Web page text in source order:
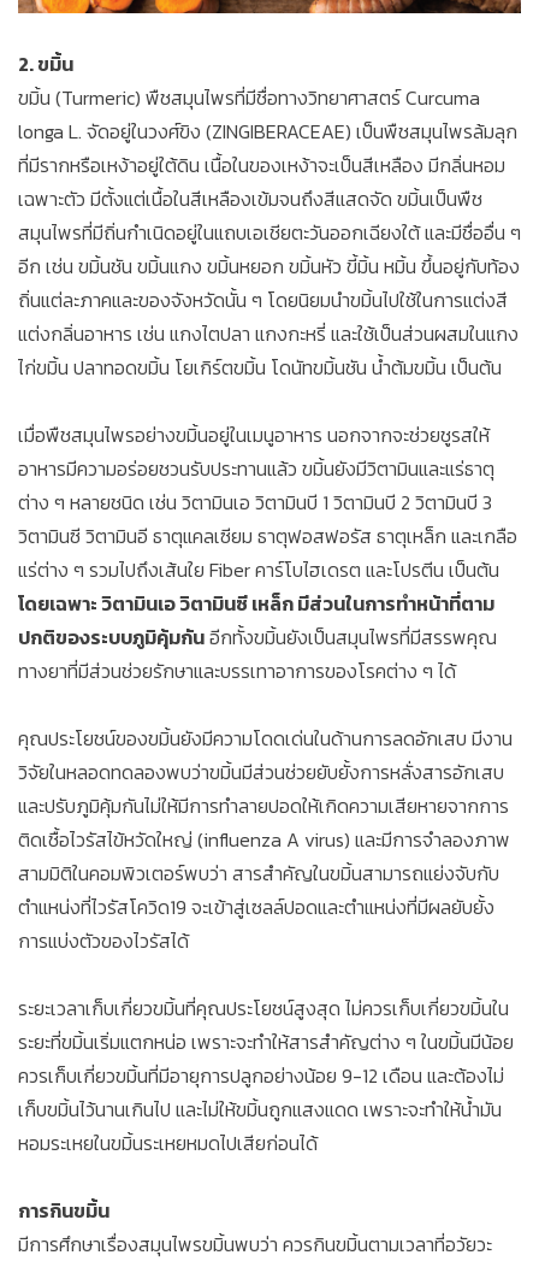
2. ขมิ้น
ขมิ้น (Turmeric) พืชสมุนไพรที่มีชื่อทางวิทยาศาสตร์ Curcuma
longa L. จัดอยู่ในวงศ์ขิง (ZINGIBERACEAE) เป็นพืชสมุนไพรล้มลุก
ที่มีรากหรือเหง้าอยู่ใต้ดิน เนื้อในของเหง้าจะเป็นสีเหลือง มีกลิ่นหอม
เฉพาะตัว มีตั้งแต่เนื้อในสีเหลืองเข้มจนถึงสีแสดจัด ขมิ้นเป็นพืช
สมุนไพรที่มีถิ่นกำเนิดอยู่ในแถบเอเชียตะวันออกเฉียงใต้ และมีชื่ออื่น ๆ
อีก เช่น ขมิ้นชัน ขมิ้นแกง ขมิ้นหยอก ขมิ้นหัว ขี้มิ้น หมิ้น ขึ้นอยู่กับท้อง
ถิ่นแต่ละภาคและของจังหวัดนั้น ๆ โดยนิยมนำขมิ้นไปใช้ในการแต่งสี
แต่งกลิ่นอาหาร เช่น แกงไตปลา แกงกะหรี่ และใช้เป็นส่วนผสมในแกง
ไก่ขมิ้น ปลาทอดขมิ้น โยเกิร์ตขมิ้น โดนัทขมิ้นชัน น้ำต้มขมิ้น เป็นต้น
เมื่อพืชสมุนไพรอย่างขมิ้นอยู่ในเมนูอาหาร นอกจากจะช่วยชูรสให้
อาหารมีความอร่อยชวนรับประทานแล้ว ขมิ้นยังมีวิตามินและแร่ธาตุ
ต่าง ๆ หลายชนิด เช่น วิตามินเอ วิตามินบี 1 วิตามินบี 2 วิตามินบี 3
วิตามินซี วิตามินอี ธาตุแคลเซียม ธาตุฟอสฟอรัส ธาตุเหล็ก และเกลือ
แร่ต่าง ๆ รวมไปถึงเส้นใย Fiber คาร์โบไฮเดรต และโปรตีน เป็นต้น
โดยเฉพาะ วิตามินเอ วิตามินซี เหล็ก มีส่วนในการทำหน้าที่ตาม
ปกติของระบบภูมิคุ้มกันอีกทั้งขมิ้นยังเป็นสมุนไพรที่มีสรรพคุณ
ทางยาที่มีส่วนช่วยรักษาและบรรเทาอาการของโรคต่าง ๆ ได้
คุณประโยชน์ของขมิ้นยังมีความโดดเด่นในด้านการลดอักเสบ มีงาน
วิจัยในหลอดทดลองพบว่าขมิ้นมีส่วนช่วยยับยั้งการหลั่งสารอักเสบ
และปรับภูมิคุ้มกันไม่ให้มีการทำลายปอดให้เกิดความเสียหายจากการ
ติดเชื้อไวรัสไข้หวัดใหญ่ (influenza A virus) และมีการจำลองภาพ
สามมิติในคอมพิวเตอร์พบว่า สารสำคัญในขมิ้นสามารถแย่งจับกับ
ตำแหน่งที่ไวรัสโควิด19 จะเข้าสู่เซลล์ปอดและตำแหน่งที่มีผลยับยั้ง
การแบ่งตัวของไวรัสได้
ระยะเวลาเก็บเกี่ยวขมิ้นที่คุณประโยชน์สูงสุด ไม่ควรเก็บเกี่ยวขมิ้นใน
ระยะที่ขมิ้นเริ่มแตกหน่อ เพราะจะทำให้สารสำคัญต่าง ๆ ในขมิ้นมีน้อย
ควรเก็บเกี่ยวขมิ้นที่มีอายุการปลูกอย่างน้อย 9-12 เดือน และต้องไม่
เก็บขมิ้นไว้นานเกินไป และไม่ให้ขมิ้นถูกแสงแดด เพราะจะทำให้น้ำมัน
หอมระเหยในขมิ้นระเหยหมดไปเสียก่อนได้
การกินขมิ้น
มีการศึกษาเรื่องสมุนไพรขมิ้นพบว่า ควรกินขมิ้นตามเวลาที่อวัยวะ